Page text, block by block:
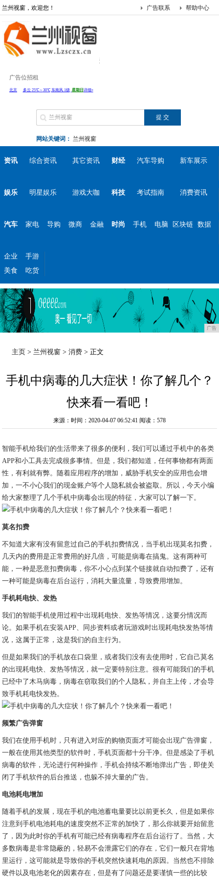
兰州视窗，欢迎您！ 帮助中心
广告联系
广告位招租
网站关键词： 兰州视窗
资讯 综合资讯 其它资讯 财经 汽车导购 新车展示
娱乐 明星娱乐 游戏大咖 科技 考试指南 消费资讯
汽车 家电 导购 微商 金融 时尚 手机 电脑 区块链 数据
企业
手游
美食
吃货
广告
主页 > 兰州视窗 >消费 > 正文
手机中病毒的几大症状！你了解几个？
快来看一看吧！
来源：时间：2020-04-07 06:52:41 阅读：578
智能手机给我们的生活带来了很多的便利，我们可以通过手机中的各类
APP和小工具去完成很多事情。但是，我们都知道，任何事物都有两面
性，有利就有弊。随着应用程序的增加，威胁手机安全的应用也会增
加，一不小心我们的现金账户等个人隐私就会被盗取。所以，今天小编
给大家整理了几个手机中病毒会出现的特征，大家可以了解一下。
莫名扣费
不知道大家有没有留意过自己的手机扣费情况，当手机出现莫名扣费，
几天内的费用是正常费用的好几倍，可能是病毒在搞鬼。这有两种可
能，一种是恶意扣费病毒，你不小心点到某个链接就自动扣费了，还有
一种可能是病毒在后台运行，消耗大量流量，导致费用增加。
手机耗电快、发热
我们的智能手机使用过程中出现耗电快、发热等情况，这要分情况而
论。如果手机在安装APP、同步资料或者玩游戏时出现耗电快发热等情
况，这属于正常，这是我们的自主行为。
但是如果我们的手机放在口袋里，或者我们没有去使用时，它自己莫名
的出现耗电快、发热等情况，就一定要特别注意。很有可能我们的手机
已经中了木马病毒，病毒在窃取我们的个人隐私，并自主上传，才会导
致手机耗电快发热。
频繁广告弹窗
我们在使用手机时，只有进入对应的购物页面才可能会出现广告弹窗，
一般在使用其他类型的软件时，手机页面都十分干净。但是感染了手机
病毒的软件，无论进行何种操作，手机会持续不断地弹出广告，即使关
闭了手机软件的后台推送，也躲不掉大量的广告。
电池耗电增加
随着手机的发展，现在手机的电池蓄电量要比以前更长久，但是如果你
注意到手机电池耗电的速度突然不正常的加快了，那么你就要开始留意
了，因为此时你的手机有可能已经有病毒程序在后台运行了。当然，大
多数病毒是非常隐蔽的，轻易不会泄露它们的存在，它们一般只在背地
里运行，这可能就是导致你的手机突然快速耗电的原因。当然也不排除
硬件以及电池老化的因素存在，但是有了问题还是要谨慎一些的比较